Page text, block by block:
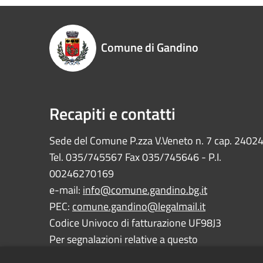
Comune di Gandino
Recapiti e contatti
Sede del Comune P.zza V.Veneto n. 7 cap. 24024
Tel. 035/745567 Fax 035/745646 - P.I.
00246270169
e-mail: info@comune.gandino.bg.it
PEC: comune.gandino@legalmail.it
Codice Univoco di fatturazione UF98J3
Per segnalazioni relative a questo